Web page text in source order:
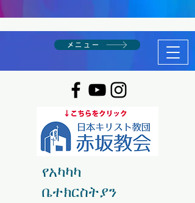
メニュー
የአካካካ
ቤተክርስትያን